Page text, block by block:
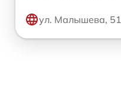
ул. Малышева, 51